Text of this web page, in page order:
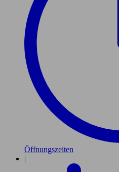
Öffnungszeiten
|